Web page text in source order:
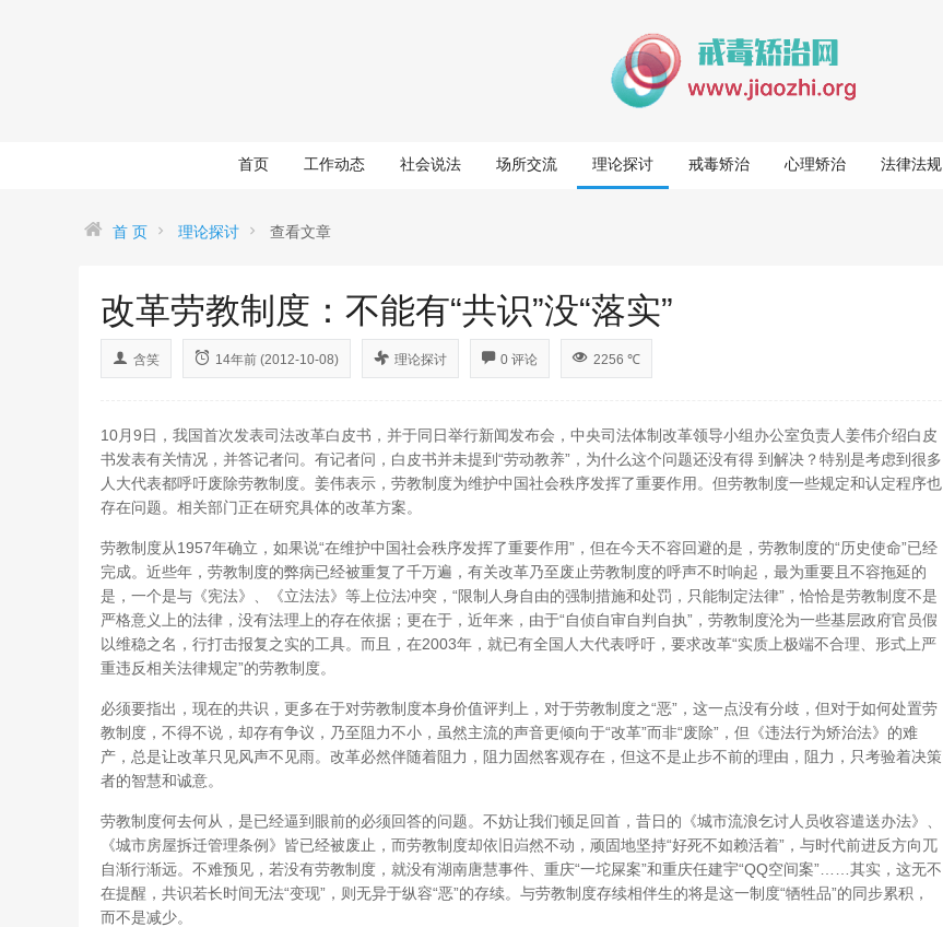
首页 工作动态 社会说法 场所交流 理论探讨 戒毒矫治 心理矫治 法律法规
首 页 理论探讨 查看文章
改革劳教制度：不能有“共识”没“落实”
含笑 14年前 (2012-10-08) 理论探讨 0 评论 2256 ℃
10月9日，我国首次发表司法改革白皮书，并于同日举行新闻发布会，中央司法体制改革领导小组办公室负责人姜伟介绍白皮
书发表有关情况，并答记者问。有记者问，白皮书并未提到“劳动教养”，为什么这个问题还没有得 到解决？特别是考虑到很多
人大代表都呼吁废除劳教制度。姜伟表示，劳教制度为维护中国社会秩序发挥了重要作用。但劳教制度一些规定和认定程序也
存在问题。相关部门正在研究具体的改革方案。
劳教制度从1957年确立，如果说“在维护中国社会秩序发挥了重要作用”，但在今天不容回避的是，劳教制度的“历史使命”已经
完成。近些年，劳教制度的弊病已经被重复了千万遍，有关改革乃至废止劳教制度的呼声不时响起，最为重要且不容拖延的
是，一个是与《宪法》、《立法法》等上位法冲突，“限制人身自由的强制措施和处罚，只能制定法律”，恰恰是劳教制度不是
严格意义上的法律，没有法理上的存在依据；更在于，近年来，由于“自侦自审自判自执”，劳教制度沦为一些基层政府官员假
以维稳之名，行打击报复之实的工具。而且，在2003年，就已有全国人大代表呼吁，要求改革“实质上极端不合理、形式上严
重违反相关法律规定”的劳教制度。
必须要指出，现在的共识，更多在于对劳教制度本身价值评判上，对于劳教制度之“恶”，这一点没有分歧，但对于如何处置劳
教制度，不得不说，却存有争议，乃至阻力不小，虽然主流的声音更倾向于“改革”而非“废除”，但《违法行为矫治法》的难
产，总是让改革只见风声不见雨。改革必然伴随着阻力，阻力固然客观存在，但这不是止步不前的理由，阻力，只考验着决策
者的智慧和诚意。
劳教制度何去何从，是已经逼到眼前的必须回答的问题。不妨让我们顿足回首，昔日的《城市流浪乞讨人员收容遣送办法》、
《城市房屋拆迁管理条例》皆已经被废止，而劳教制度却依旧岿然不动，顽固地坚持“好死不如赖活着”，与时代前进反方向兀
自渐行渐远。不难预见，若没有劳教制度，就没有湖南唐慧事件、重庆“一坨屎案”和重庆任建宇“QQ空间案”……其实，这无不
在提醒，共识若长时间无法“变现”，则无异于纵容“恶”的存续。与劳教制度存续相伴生的将是这一制度“牺牲品”的同步累积，
而不是减少。